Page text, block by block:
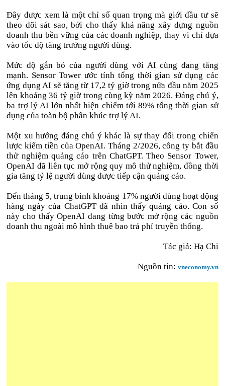
Đây được xem là một chỉ số quan trọng mà giới đầu tư sẽ
theo dõi sát sao, bởi cho thấy khả năng xây dựng nguồn
doanh thu bền vững của các doanh nghiệp, thay vì chỉ dựa
vào tốc độ tăng trưởng người dùng.
Mức độ gắn bó của người dùng với AI cũng đang tăng
mạnh. Sensor Tower ước tính tổng thời gian sử dụng các
ứng dụng AI sẽ tăng từ 17,2 tỷ giờ trong nửa đầu năm 2025
lên khoảng 36 tỷ giờ trong cùng kỳ năm 2026. Đáng chú ý,
ba trợ lý AI lớn nhất hiện chiếm tới 89% tổng thời gian sử
dụng của toàn bộ phân khúc trợ lý AI.
Một xu hướng đáng chú ý khác là sự thay đổi trong chiến
lược kiếm tiền của OpenAI. Tháng 2/2026, công ty bắt đầu
thử nghiệm quảng cáo trên ChatGPT. Theo Sensor Tower,
OpenAI đã liên tục mở rộng quy mô thử nghiệm, đồng thời
gia tăng tỷ lệ người dùng được tiếp cận quảng cáo.
Đến tháng 5, trung bình khoảng 17% người dùng hoạt động
hàng ngày của ChatGPT đã nhìn thấy quảng cáo. Con số
này cho thấy OpenAI đang từng bước mở rộng các nguồn
doanh thu ngoài mô hình thuê bao trả phí truyền thống.
Tác giả: Hạ Chi
Nguồn tin: vneconomy.vn